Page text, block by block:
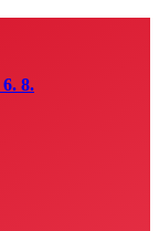
6. 8.